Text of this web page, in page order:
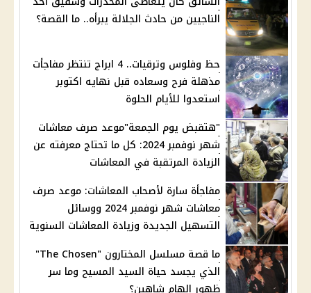
الناجيين من حادث الجلالة يبرأه.. ما القصة؟
حظ وفلوس وترقيات.. 4 ابراج تنتظر مفاجأت
مذهلة فرح وسعاده قبل نهايه اكتوبر
استعدوا للأيام الحلوة
"هتقبض يوم الجمعة"موعد صرف معاشات
شهر نوفمبر 2024: كل ما تحتاج معرفته عن
الزيادة المرتقبة في المعاشات
مفاجأة سارة لأصحاب المعاشات: موعد صرف
معاشات شهر نوفمبر 2024 ووسائل
التسهيل الجديدة وزيادة المعاشات السنوية
ما قصة مسلسل المختارون "The Chosen"
الذي يجسد حياة السيد المسيح وما سر
ظهور إلهام شاهين؟